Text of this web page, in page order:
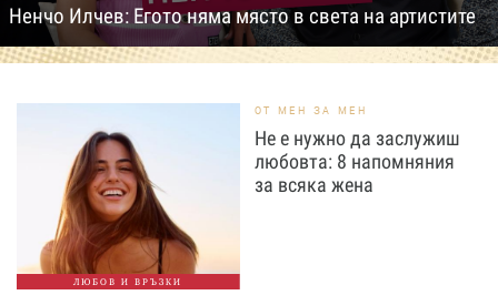
Ненчо Илчев: Егото няма място в света на артистите
ЛЮБОВ И ВРЪЗКИ
ОТ МЕН ЗА МЕН
Не е нужно да заслужиш
любовта: 8 напомняния
за всяка жена